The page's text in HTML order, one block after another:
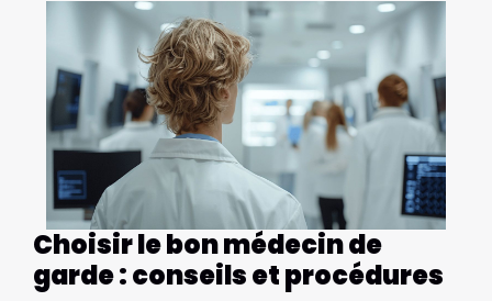
Choisir le bon médecin de
garde : conseils et procédures